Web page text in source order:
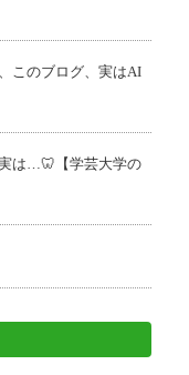
このブログ、実はAI
は…🦷【学芸大学の